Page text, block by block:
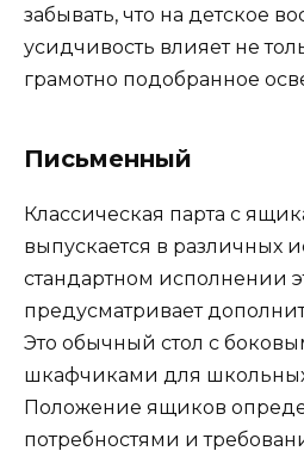
забывать, что на детское
усидчивость влияет не
грамотно подобранное
Письменный
Классическая парта с
выпускается в различных
стандартном исполнении
предусматривает
Это обычный стол с
шкафчиками для
Положение ящиков
потребностями и